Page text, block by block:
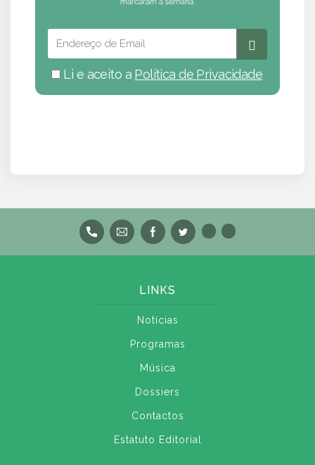
Li e aceito a Política de Privacidade
LINKS
Notícias
Programas
Música
Dossiers
Contactos
Estatuto Editorial